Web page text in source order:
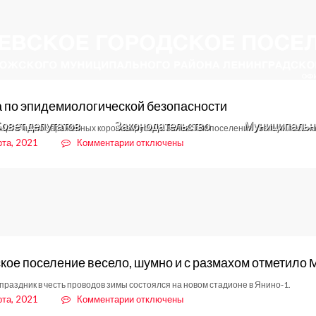
депутатов Законодательство
эпидемиологической безопасности
число зараженных коронавирусом в Заневском поселении увеличилось
2021 Комментариикотключены
поселение весело, шумно и с размахом отметило
в честь проводов зимы состоялся на новом стадионе в Янино-1.
2021 Комментариикотключены